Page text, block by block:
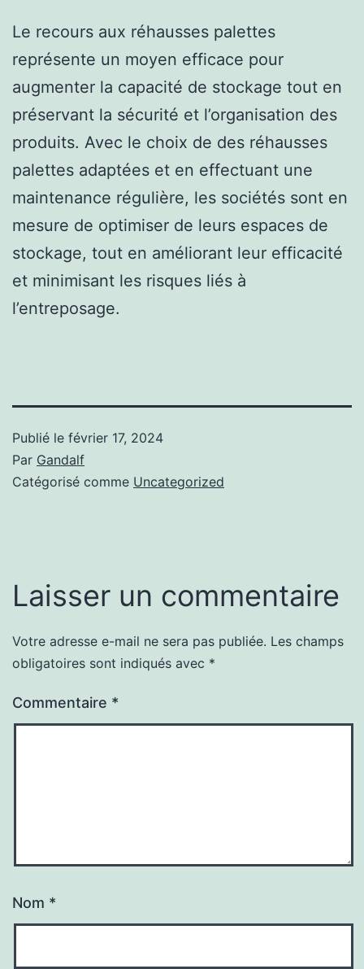
Le recours aux réhausses palettes
représente un moyen efficace pour
augmenter la capacité de stockage tout en
préservant la sécurité et l’organisation des
produits. Avec le choix de des réhausses
palettes adaptées et en effectuant une
maintenance régulière, les sociétés sont en
mesure de optimiser de leurs espaces de
stockage, tout en améliorant leur efficacité
et minimisant les risques liés à
l’entreposage.
Publié le février 17, 2024
Par Gandalf
Catégorisé comme Uncategorized
Laisser un commentaire
Votre adresse e-mail ne sera pas publiée. Les champs
obligatoires sont indiqués avec *
Commentaire *
Nom *